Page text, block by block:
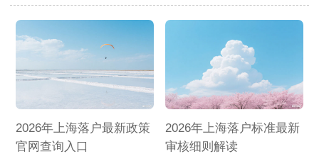
2026年上海落户最新政策
官网查询入口
2026年上海落户标准最新
审核细则解读